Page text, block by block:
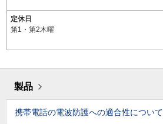
定休日
第1・第2木曜
製品
携帯電話の電波防護への適合性について